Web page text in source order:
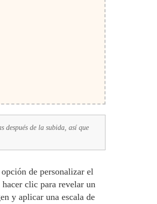
después de la subida, así que
de personalizar el
hacer clic para revelar un
y aplicar una escala de